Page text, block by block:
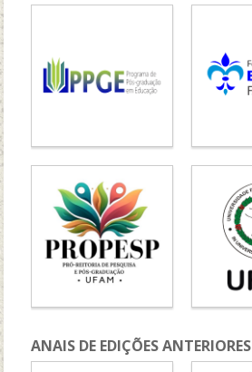
ANAIS DE EDIÇÕES ANTERIORES